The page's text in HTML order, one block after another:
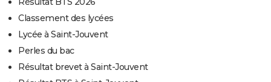
Classement des lycées
Lycée à Saint-Jouvent
Perles du bac
Résultat brevet à Saint-Jouvent